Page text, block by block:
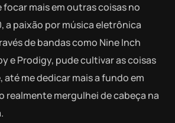
mais em outras coisas no
a paixão por música eletrônica
de bandas como Nine Inch
e Prodigy, pude cultivar as coisas
me dedicar mais a fundo em
realmente mergulhei de cabeça na